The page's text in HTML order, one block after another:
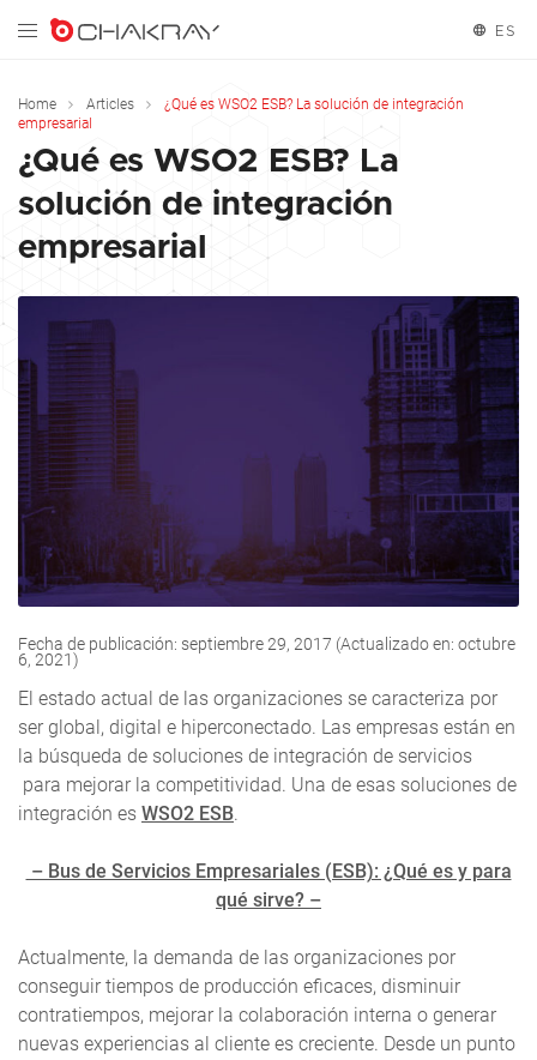
ES
Español
Home Articles
¿Qué es WSO2 ESB? La solución de integración
empresarial
¿Qué es WSO2 ESB? La
solución de integración
empresarial
Fecha de publicación: septiembre 29, 2017 (Actualizado en: octubre
6, 2021)
El estado actual de las organizaciones se caracteriza por
ser global, digital e hiperconectado. Las empresas están en
la búsqueda de soluciones de integración de servicios
para mejorar la competitividad. Una de esas soluciones de
integración es WSO2 ESB.
– Bus de Servicios Empresariales (ESB): ¿Qué es y para
qué sirve? –
Actualmente, la demanda de las organizaciones por
conseguir tiempos de producción eficaces, disminuir
contratiempos, mejorar la colaboración interna o generar
nuevas experiencias al cliente es creciente. Desde un punto